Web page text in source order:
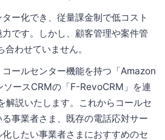
ー化でき、従量課金制で低コスト
です。しかし、顧客管理や案件管
わせていません。
ールセンター機能を持つ「Amazon
ースCRMの「F-RevoCRM」を連
解説いたします。これからコールセ
事業者さま、既存の電話応対サー
したい事業者さまにおすすめのセ